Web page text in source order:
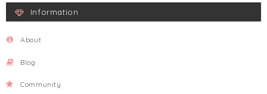
Information
About
Blog
Community